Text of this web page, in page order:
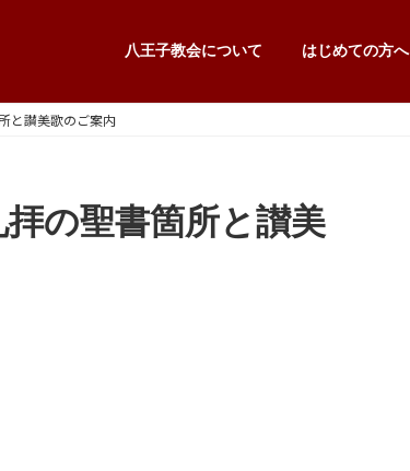
八王子教会について はじめての方へ
と讃美歌のご案内
の聖書箇所と讃美